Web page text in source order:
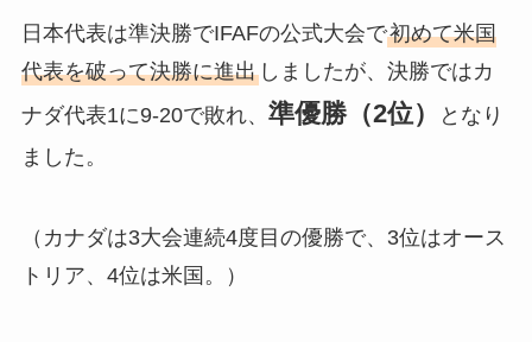
日本代表は準決勝でIFAFの公式大会で初めて米国
代表を破って決勝に進出しましたが、決勝ではカ
ナダ代表1に9-20で敗れ、 準優勝（2位）
となり
ました。
（カナダは3大会連続4度目の優勝で、3位はオース
トリア、4位は米国。）